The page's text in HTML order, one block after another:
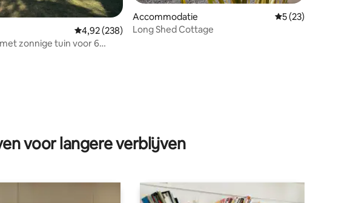
4,91 op 5, 371 recensies
Gemiddelde beoordeling van 4,92 op 5, 238 recensies
4,92 (238)
zonnige tuin voor 6
Accommodatie Gemiddelde
5 (23)
Long Shed Cottage
voor langere verblijven